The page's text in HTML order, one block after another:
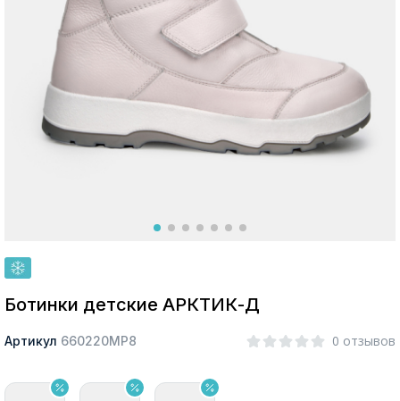
Москва
Покупателям
Ботинки детские АРКТИК-Д
Артикул 660220МР8 0 отзывов